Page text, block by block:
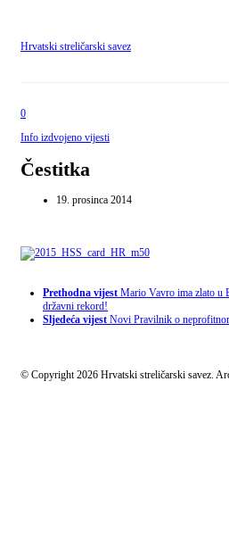
Hrvatski streličarski savez
0
Info izdvojeno vijesti
Čestitka
19. prosinca 2014
Prethodna vijest Mario Vavro ima zlato u
državni rekord!
Sljedeća vijest Novi Pravilnik o
© Copyright 2026 Hrvatski streličarski savez.